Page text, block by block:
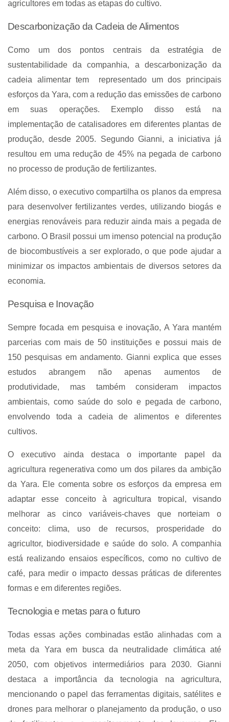
agricultores em todas as etapas do cultivo.
Descarbonização da Cadeia de Alimentos
Como um dos pontos centrais da estratégia de
sustentabilidade da companhia, a descarbonização da
cadeia alimentar tem
representado um dos principais
esforços da Yara, com a redução das emissões de carbono
em suas operações. Exemplo disso está na
implementação de catalisadores em diferentes plantas de
produção, desde 2005. Segundo Gianni, a iniciativa já
resultou em uma redução de 45% na pegada de carbono
no processo de produção de fertilizantes.
Além disso, o executivo compartilha os planos da empresa
para desenvolver fertilizantes verdes, utilizando biogás e
energias renováveis para reduzir ainda mais a pegada de
carbono. O Brasil possui um imenso potencial na produção
de biocombustíveis a ser explorado, o que pode ajudar a
minimizar os impactos ambientais de diversos setores da
economia.
Pesquisa e Inovação
Sempre focada em pesquisa e inovação, A Yara mantém
parcerias com mais de 50 instituições e possui mais de
150 pesquisas em andamento. Gianni explica que esses
estudos abrangem não apenas aumentos de
produtividade, mas também consideram impactos
ambientais, como saúde do solo e pegada de carbono,
envolvendo toda a cadeia de alimentos e diferentes
cultivos.
O executivo ainda destaca o importante papel da
agricultura regenerativa como um dos pilares da ambição
da Yara. Ele comenta sobre os esforços da empresa em
adaptar esse conceito à agricultura tropical, visando
melhorar as cinco variáveis-chaves que norteiam o
conceito: clima, uso de recursos, prosperidade do
agricultor, biodiversidade e saúde do solo. A companhia
está realizando ensaios específicos, como no cultivo de
café, para medir o impacto dessas práticas de diferentes
formas e em diferentes regiões.
Tecnologia e metas para o futuro
Todas essas ações combinadas estão alinhadas com a
meta da Yara em busca da neutralidade climática até
2050, com objetivos intermediários para 2030. Gianni
destaca a importância da tecnologia na agricultura,
mencionando o papel das ferramentas digitais, satélites e
drones para melhorar o planejamento da produção, o uso